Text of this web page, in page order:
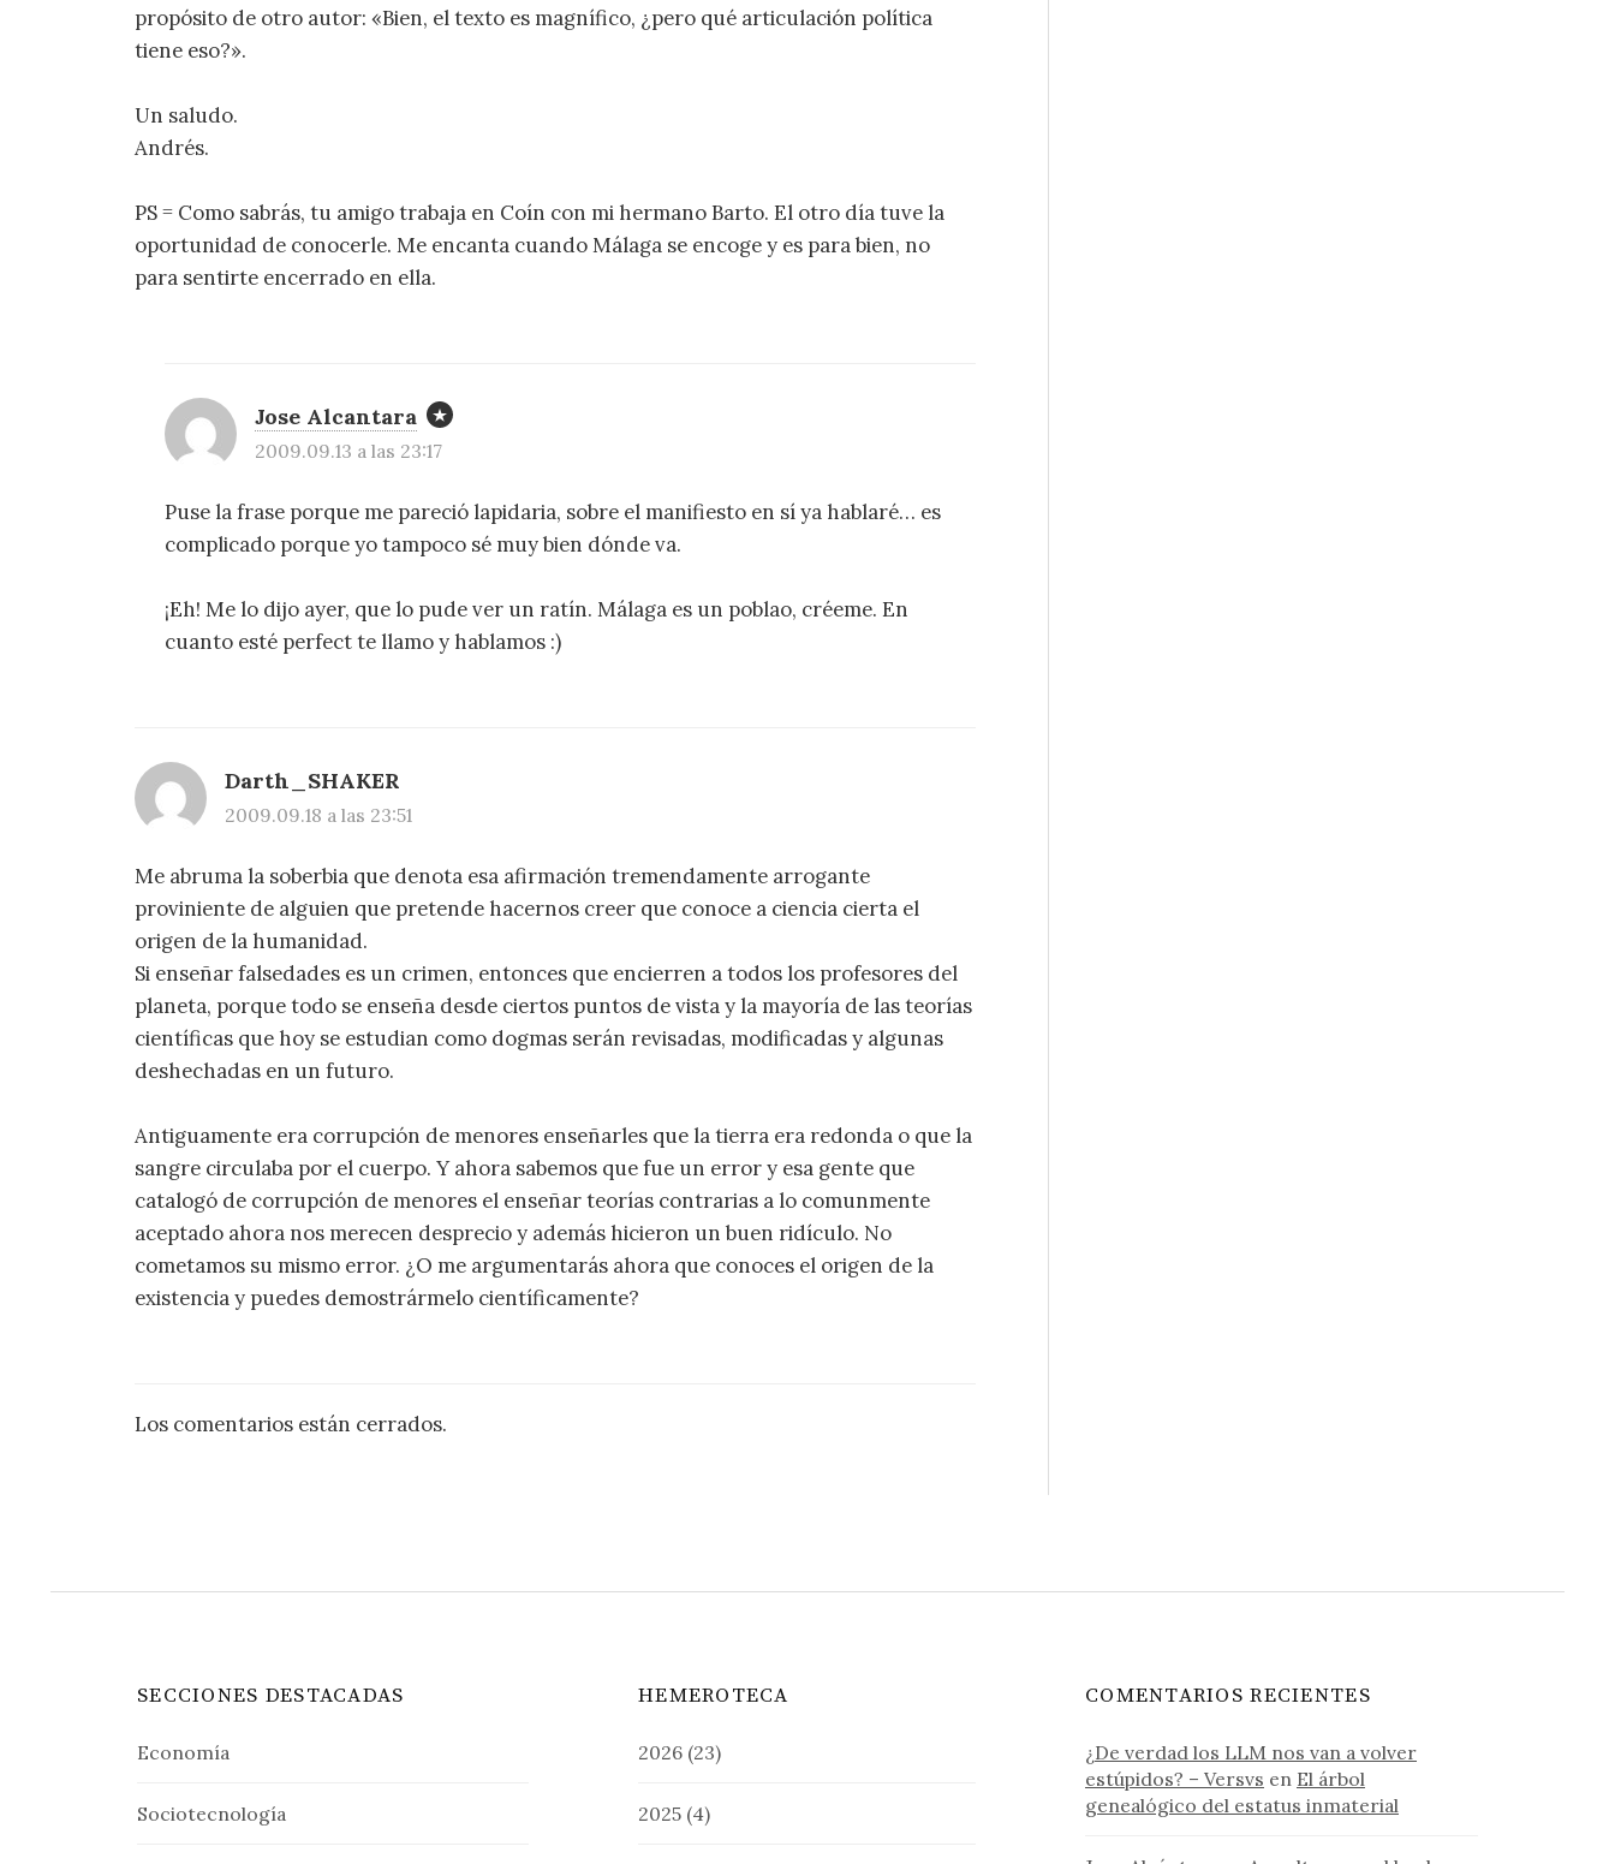
propósito de otro autor: «Bien, el texto es magnífico, ¿pero qué articulación política
tiene eso?».
Un saludo.
Andrés.
PS = Como sabrás, tu amigo trabaja en Coín con mi hermano Barto. El otro día tuve la
oportunidad de conocerle. Me encanta cuando Málaga se encoge y es para bien, no
para sentirte encerrado en ella.
Jose Alcantara
2009.09.13 a las 23:17
Puse la frase porque me pareció lapidaria, sobre el manifiesto en sí ya hablaré… es
complicado porque yo tampoco sé muy bien dónde va.
¡Eh! Me lo dijo ayer, que lo pude ver un ratín. Málaga es un poblao, créeme. En
cuanto esté perfect te llamo y hablamos :)
Darth_SHAKER
2009.09.18 a las 23:51
Me abruma la soberbia que denota esa afirmación tremendamente arrogante
proviniente de alguien que pretende hacernos creer que conoce a ciencia cierta el
origen de la humanidad.
Si enseñar falsedades es un crimen, entonces que encierren a todos los profesores del
planeta, porque todo se enseña desde ciertos puntos de vista y la mayoría de las teorías
científicas que hoy se estudian como dogmas serán revisadas, modificadas y algunas
deshechadas en un futuro.
Antiguamente era corrupción de menores enseñarles que la tierra era redonda o que la
sangre circulaba por el cuerpo. Y ahora sabemos que fue un error y esa gente que
catalogó de corrupción de menores el enseñar teorías contrarias a lo comunmente
aceptado ahora nos merecen desprecio y además hicieron un buen ridículo. No
cometamos su mismo error. ¿O me argumentarás ahora que conoces el origen de la
existencia y puedes demostrármelo científicamente?
Los comentarios están cerrados.
SECCIONES DESTACADAS
Economía
Sociotecnología
HEMEROTECA
2026 (23)
2025 (4)
COMENTARIOS RECIENTES
¿De verdad los LLM nos van a volver
estúpidos? – Versvs en El árbol
genealógico del estatus inmaterial